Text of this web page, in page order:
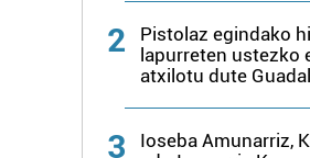
Webgune honek cookie propioak eta
fitxategiak erabiltzen ditu. Zure
zerbitzuak hobetzeko asmoz, cookie
baliatzen gara. Ohar hau onartuz
erabiltzeko baimen esplizitua
2
Pistolaz egindako
lapurreten ustezko
atxilotu dute
3
Ioseba Amunarriz,